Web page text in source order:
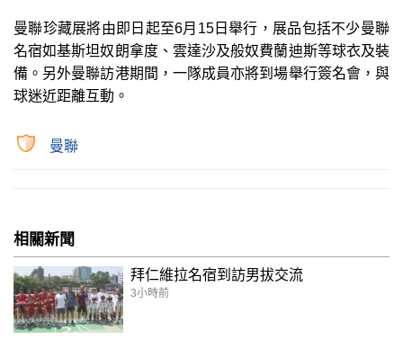
曼聯珍藏展將由即日起至6月15日舉行，展品包括不少曼聯
名宿如基斯坦奴朗拿度、雲達沙及般奴費蘭迪斯等球衣及裝
備。另外曼聯訪港期間，一隊成員亦將到場舉行簽名會，與
球迷近距離互動。
曼聯
相關新聞
拜仁維拉名宿到訪男拔交流
3小時前